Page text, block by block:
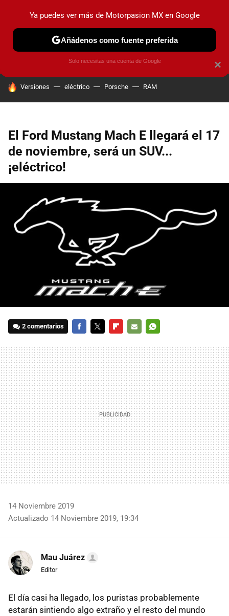
PRUEBAS INDUSTRIA HOY NO CIRCULA
HOY SE HABLA DE
Versiones eléctrico Porsche RAM
El Ford Mustang Mach E llegará el 17
de noviembre, será un SUV...
¡eléctrico!
2 comentarios
MAIL
14 Noviembre 2019
Actualizado 14 Noviembre 2019, 19:34
Mau Juárez
Editor
El día casi ha llegado, los puristas probablemente
estarán sintiendo algo extraño y el resto del mundo
×
Ya puedes ver más de Motorpasion MX en Google
Añádenos como fuente preferida
Solo necesitas una cuenta de Google